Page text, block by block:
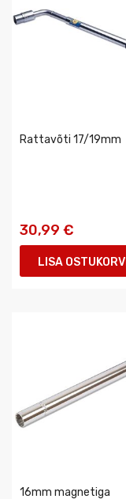
Rattavõti 17/19mm
30,99 €
LISA OSTUKORVI
16mm magnetiga